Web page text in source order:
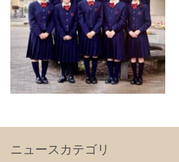
ニュースカテゴリ